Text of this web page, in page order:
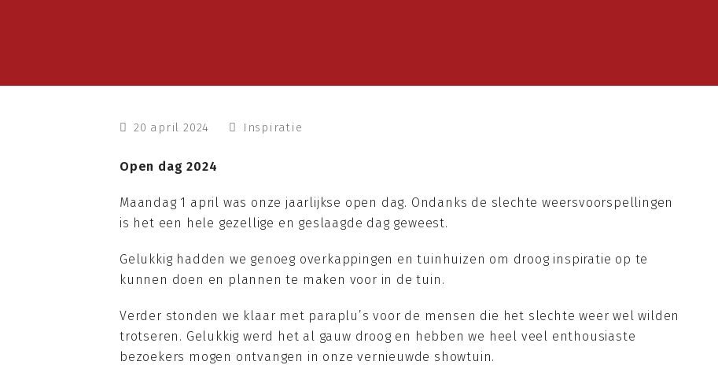
20 april 2024 Inspiratie
Open dag 2024
Maandag 1 april was onze jaarlijkse open dag. Ondanks de slechte weersvoorspellingen
is het een hele gezellige en geslaagde dag geweest.
Gelukkig hadden we genoeg overkappingen en tuinhuizen om droog inspiratie op te
kunnen doen en plannen te maken voor in de tuin.
Verder stonden we klaar met paraplu’s voor de mensen die het slechte weer wel wilden
trotseren. Gelukkig werd het al gauw droog en hebben we heel veel enthousiaste
bezoekers mogen ontvangen in onze vernieuwde showtuin.